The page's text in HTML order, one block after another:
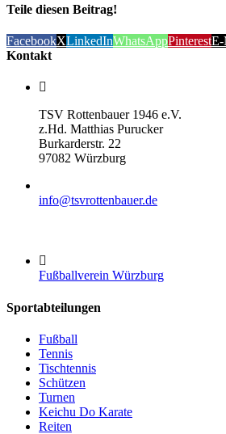
Teile diesen Beitrag!
FacebookXLinkedInWhatsAppPinterestE-
Kontakt
TSV Rottenbauer 1946 e.V.
z.Hd. Matthias Purucker
Burkarderstr. 22
97082 Würzburg
info@tsvrottenbauer.de
Fußballverein Würzburg
Sportabteilungen
Fußball
Tennis
Tischtennis
Schützen
Turnen
Keichu Do Karate
Reiten